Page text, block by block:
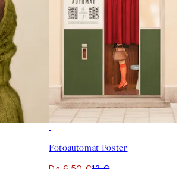
Fotoautomat Poster